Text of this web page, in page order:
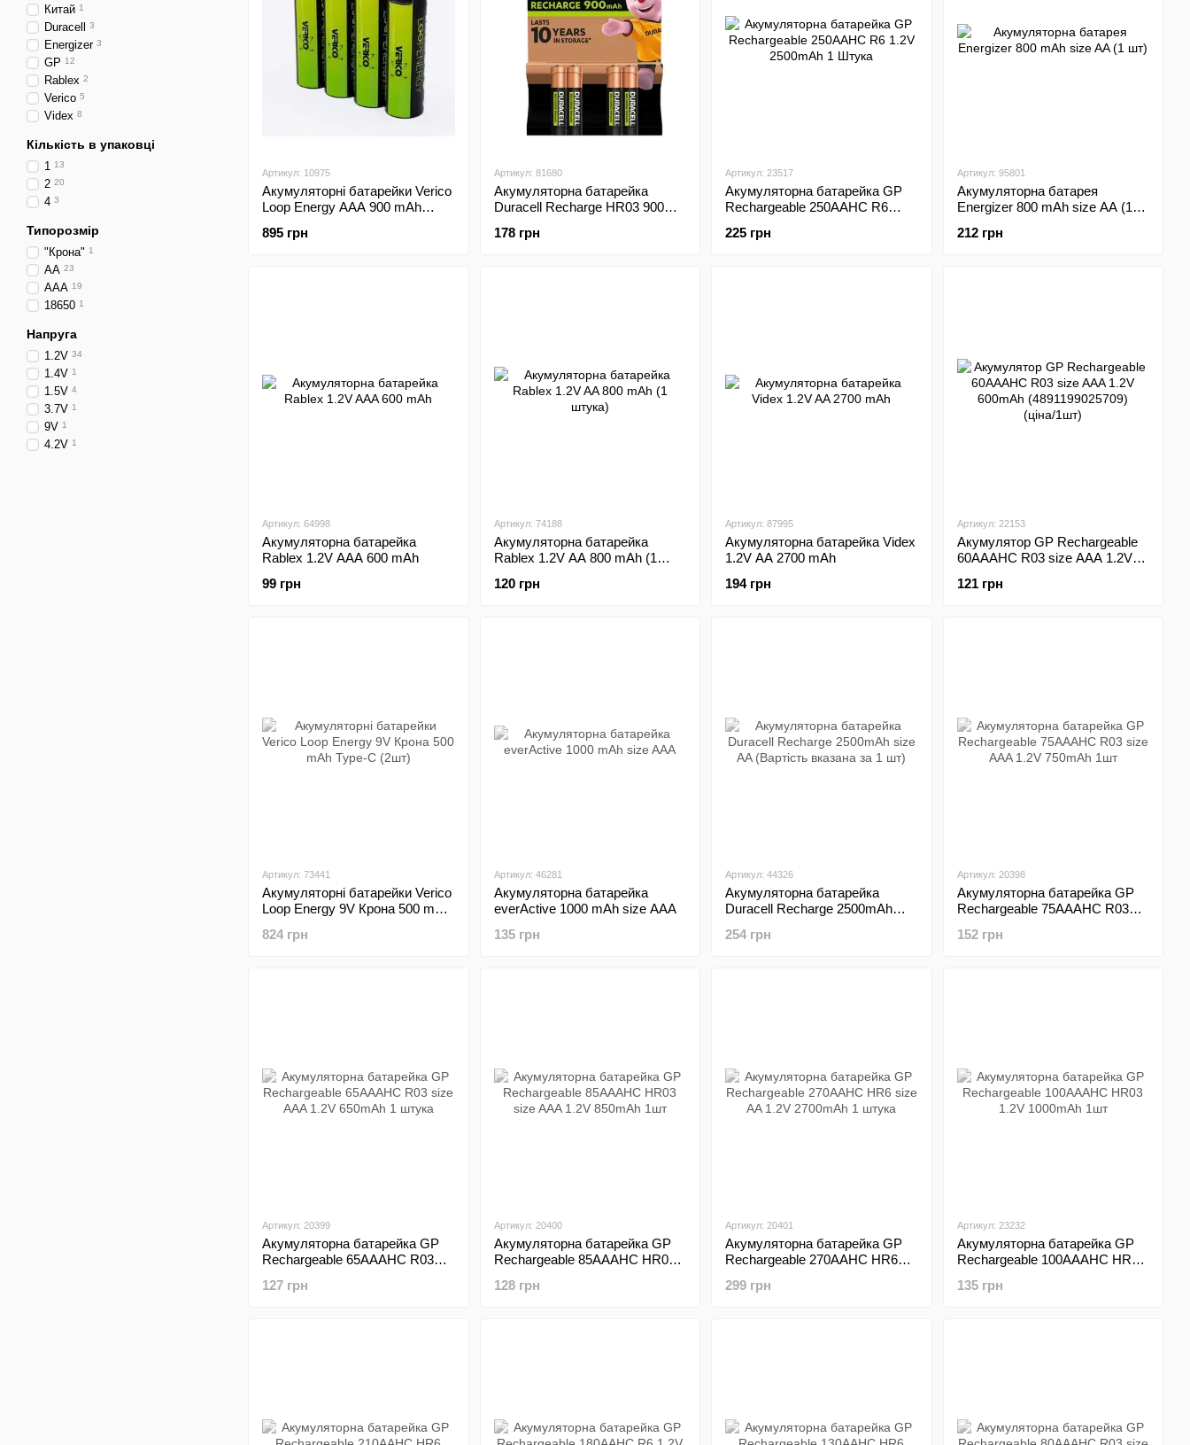
Артикул: 10975
Акумуляторні батарейки Verico
Loop Energy AAA 900 mAh
895 грн
Артикул: 81680
Акумуляторна батарейка
Duracell Recharge HR03 900
вказана за 1 шт)
178 грн
Артикул: 23517
Акумуляторна батарейка GP
Rechargeable 250AAHC R6
225 грн
Артикул: 95801
Акумуляторна батарея
Energizer 800 mAh size AA (1
212 грн
Артикул: 64998
Акумуляторна батарейка
Rablex 1.2V AAA 600 mAh
99 грн
Артикул: 74188
Акумуляторна батарейка
Rablex 1.2V AA 800 mAh (1
120 грн
Артикул: 87995
Акумуляторна батарейка Videx
1.2V AA 2700 mAh
194 грн
Артикул: 22153
Акумулятор GP Rechargeable
60AAAHC R03 size AAA 1.2V
(ціна/1шт)
121 грн
Артикул: 73441
Акумуляторні батарейки Verico
Loop Energy 9V Крона 500 mAh
824 грн
Артикул: 46281
Акумуляторна батарейка
everActive 1000 mAh size AAA
135 грн
Артикул: 44326
Акумуляторна батарейка
Duracell Recharge 2500mAh
шт)
254 грн
Артикул: 20398
Акумуляторна батарейка GP
Rechargeable 75AAAHC R03
152 грн
Артикул: 20399
Акумуляторна батарейка GP
Rechargeable 65AAAHC R03
127 грн
Артикул: 20400
Акумуляторна батарейка GP
Rechargeable 85AAAHC HR03
128 грн
Артикул: 20401
Акумуляторна батарейка GP
Rechargeable 270AAHC HR6
299 грн
Артикул: 23232
Акумуляторна батарейка GP
Rechargeable 100AAAHC HR03
135 грн
Китай 1
Duracell 3
Energizer 3
GP 12
Rablex 2
Verico 5
Videx 8
Кількість в упаковці
1 13
2 20
4 3
Типорозмір
"Крона" 1
AA 23
AAA 19
18650 1
Напруга
1.2V 34
1.4V 1
1.5V 4
3.7V 1
9V 1
4.2V 1